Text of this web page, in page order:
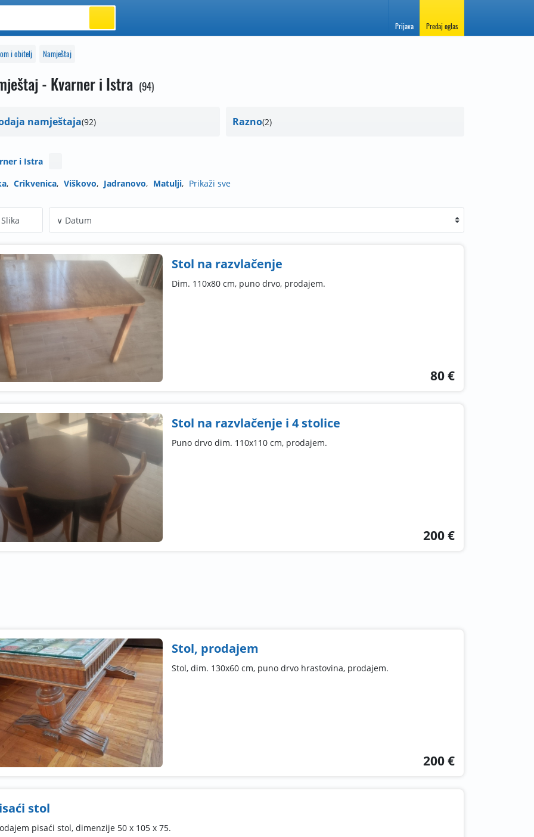
Prijava Predaj oglas
i obitelj Namještaj
- Kvarner i Istra 94
namještaja 92 Razno 2
i Istra
Crikvenica Viškovo Jadranovo Matulji Prikaži sve
Slika
Stol na razvlačenje
Dim. 110x80 cm, puno drvo, prodajem.
80 €
Stol na razvlačenje i 4 stolice
Puno drvo dim. 110x110 cm, prodajem.
200 €
Stol, prodajem
Stol, dim. 130x60 cm, puno drvo hrastovina, prodajem.
200 €
stol
pisaći stol, dimenzije 50 x 105 x 75.